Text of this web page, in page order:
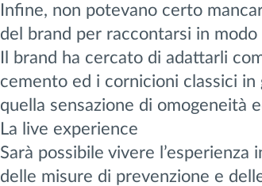
Infine, non potevano certo
del brand per raccontarsi in
Il brand ha cercato di adattarli
cemento ed i cornicioni classici in
quella sensazione di omogeneità
La live experience
Sarà possibile vivere
delle misure di prevenzione e